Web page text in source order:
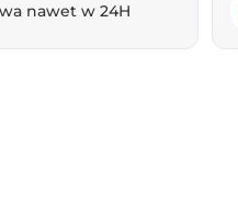
nawet w 24H